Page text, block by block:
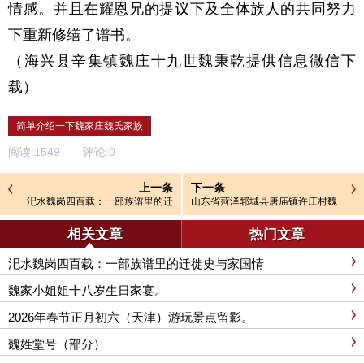
情感。并且在耀恩兄的提议下及全体族人的共同努力
下重新修缮了谱书。
（海兴县辛集镇魏庄十九世魏秉乾提供信息微信下
载）
简单介绍一下魏家庄魏氏家族
阅读:1549 评论:0
上一条
汜水魏岗四百载：一部族谱里的迁
徙史与家国情
下一条
山东省菏泽郓城县唐庙镇许庄村魏
氏
相关文章 热门文章
汜水魏岗四百载：一部族谱里的迁徙史与家国情
魏家小姐姐十八岁生日家宴。
2026年春节正月初六（天津）游玩景点留影。
魏姓堂号（部分）